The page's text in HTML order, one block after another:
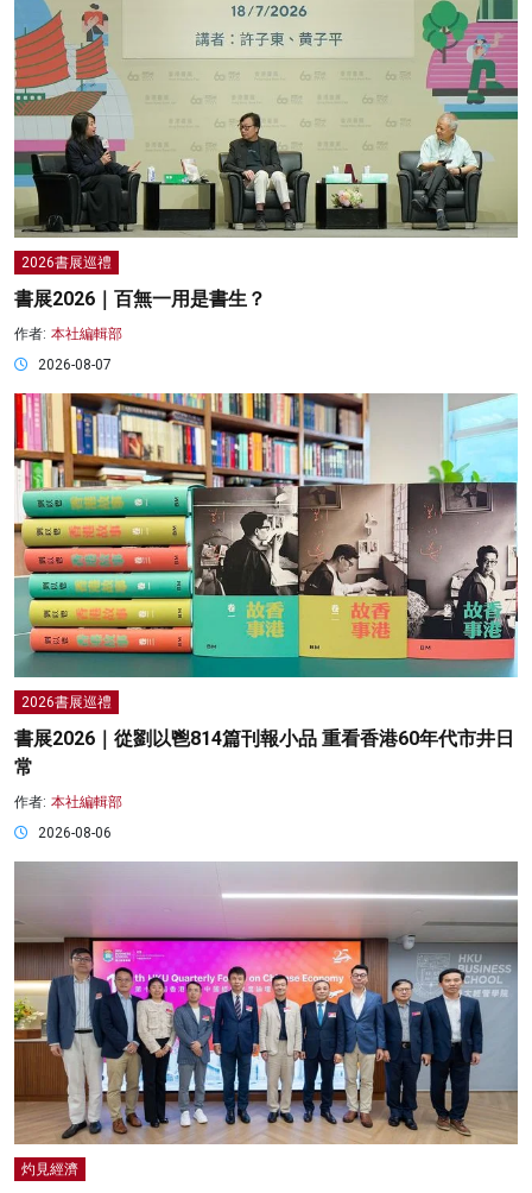
2026書展巡禮
書展2026｜百無一用是書生？
作者: 本社編輯部
2026-08-07
2026書展巡禮
書展2026｜從劉以鬯814篇刊報小品 重看香港60年代市井日
常
作者: 本社編輯部
2026-08-06
灼見經濟